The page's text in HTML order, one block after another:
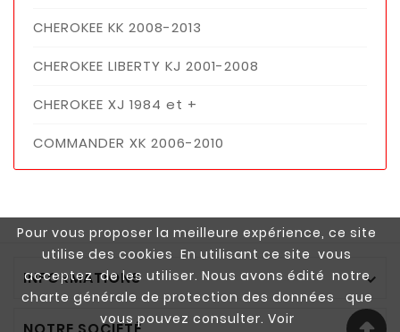
Pour vous proposer la meilleure expérience, ce site
utilise des cookies En utilisant ce site vous
acceptez de les utiliser. Nous avons édité notre
charte générale de protection des données que
vous pouvez consulter. Voir
CHEROKEE KK 2008-2013
CHEROKEE LIBERTY KJ 2001-2008
CHEROKEE XJ 1984 et +
COMMANDER XK 2006-2010
INFORMATIONS 